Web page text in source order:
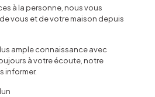
à la personne, nous vous
vous et de votre maison depuis
ample connaissance avec
à votre écoute, notre
informer.